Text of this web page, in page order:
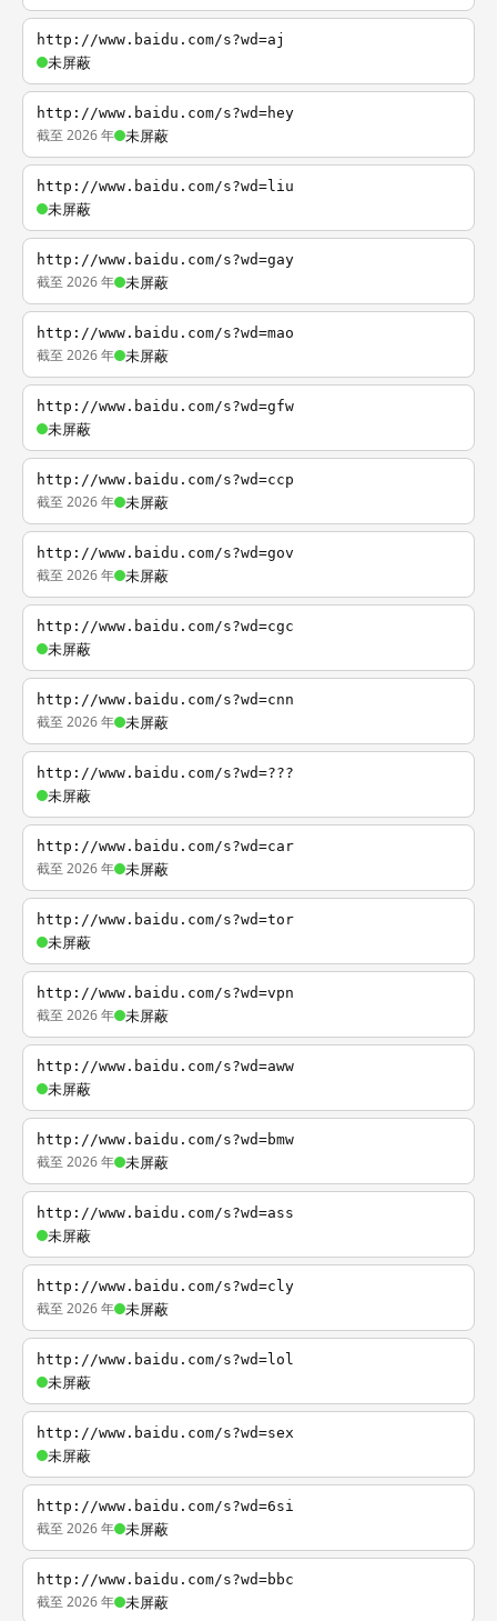
http://www.baidu.com/s?wd=aj
未屏蔽
http://www.baidu.com/s?wd=hey
截至 2026 年 未屏蔽
http://www.baidu.com/s?wd=liu
未屏蔽
http://www.baidu.com/s?wd=gay
截至 2026 年 未屏蔽
http://www.baidu.com/s?wd=mao
截至 2026 年 未屏蔽
http://www.baidu.com/s?wd=gfw
未屏蔽
http://www.baidu.com/s?wd=ccp
截至 2026 年 未屏蔽
http://www.baidu.com/s?wd=gov
截至 2026 年 未屏蔽
http://www.baidu.com/s?wd=cgc
未屏蔽
http://www.baidu.com/s?wd=cnn
截至 2026 年 未屏蔽
http://www.baidu.com/s?wd=???
未屏蔽
http://www.baidu.com/s?wd=car
截至 2026 年 未屏蔽
http://www.baidu.com/s?wd=tor
未屏蔽
http://www.baidu.com/s?wd=vpn
截至 2026 年 未屏蔽
http://www.baidu.com/s?wd=aww
未屏蔽
http://www.baidu.com/s?wd=bmw
截至 2026 年 未屏蔽
http://www.baidu.com/s?wd=ass
未屏蔽
http://www.baidu.com/s?wd=cly
截至 2026 年 未屏蔽
http://www.baidu.com/s?wd=lol
未屏蔽
http://www.baidu.com/s?wd=sex
未屏蔽
http://www.baidu.com/s?wd=6si
截至 2026 年 未屏蔽
http://www.baidu.com/s?wd=bbc
截至 2026 年 未屏蔽